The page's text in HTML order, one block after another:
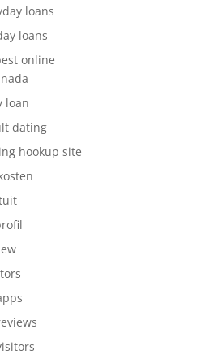
loans
loans
online
loan
dating
hookup site